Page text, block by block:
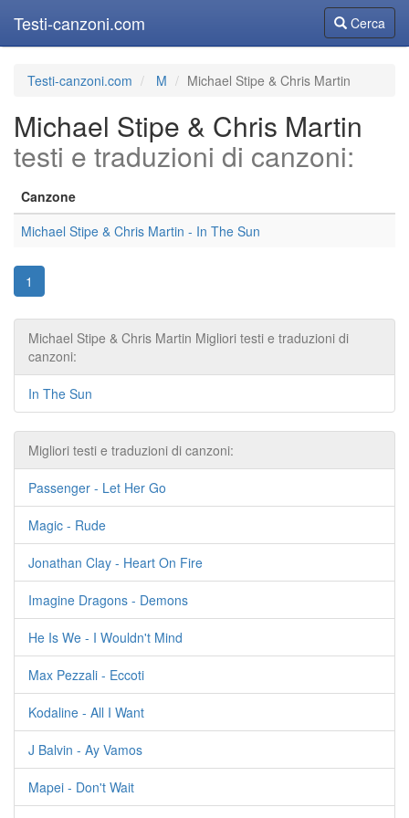
CercaCerca
Testi-canzoni.com
Testi-canzoni.com M Michael Stipe & Chris Martin
Michael Stipe & Chris Martin
testi e traduzioni di canzoni:
Canzone
Michael Stipe & Chris Martin - In The Sun
1
Michael Stipe & Chris Martin Migliori testi e traduzioni di
canzoni:
In The Sun
Migliori testi e traduzioni di canzoni:
Passenger - Let Her Go
Magic - Rude
Jonathan Clay - Heart On Fire
Imagine Dragons - Demons
He Is We - I Wouldn't Mind
Max Pezzali - Eccoti
Kodaline - All I Want
J Balvin - Ay Vamos
Mapei - Don't Wait